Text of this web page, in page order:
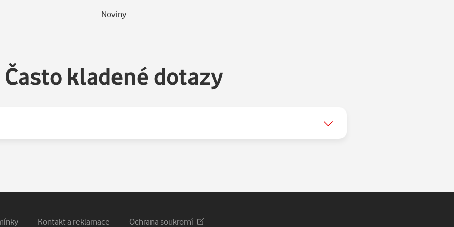
Noviny
Často kladené dotazy
Kontakt a reklamace Ochrana soukromí